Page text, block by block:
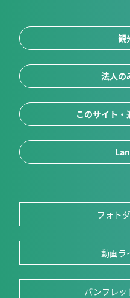
観
法人の
このサイト・
フォト
動画ラ
パンフレッ